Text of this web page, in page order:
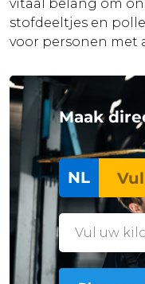
vitaal belang om
stofdeeltjes en
voor personen met
Maak
NL